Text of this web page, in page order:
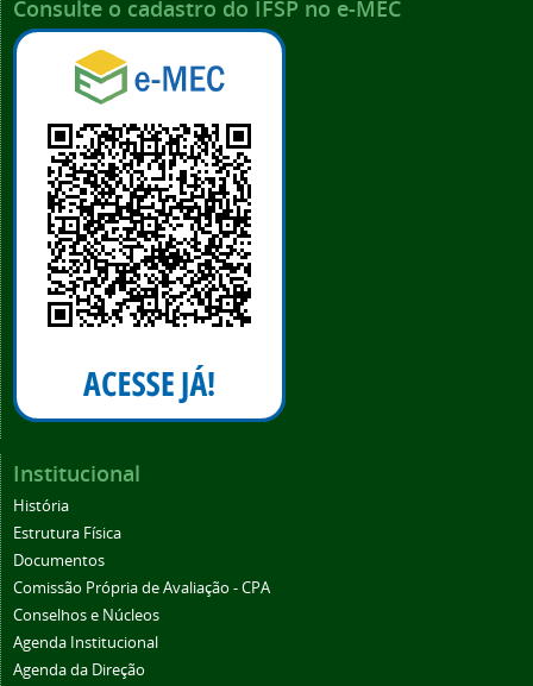
Consulte o cadastro do IFSP no e-MEC
Institucional
História
Estrutura Física
Documentos
Comissão Própria de Avaliação - CPA
Conselhos e Núcleos
Agenda Institucional
Agenda da Direção